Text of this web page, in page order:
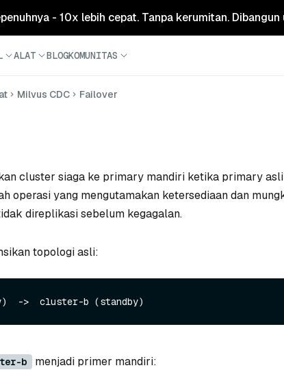
- 10x lebih cepat. Tanpa kerumitan. Dibangun
ALAT BLOGKOMUNITAS
Milvus CDC Failover
cluster siaga ke primary mandiri ketika primary
operasi yang mengutamakan ketersediaan dan
direplikasi sebelum kegagalan.
topologi asli:
b menjadi primer mandiri: